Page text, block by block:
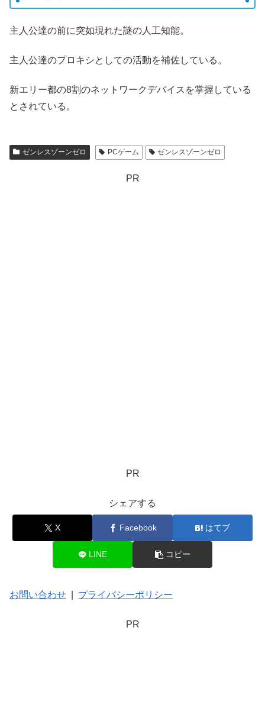
主人公達の前に突如現れた謎の人工知能。
主人公達のプロキシとしての活動を補佐している。
新エリー都の8割のネットワークデバイスを掌握している
とされている。
ゼンレスゾーンゼロ PCゲーム ゼンレスゾーンゼロ
PR
PR
シェアする
X Facebook はてブ
LINE コピー
お問い合わせ プライバシーポリシー
PR